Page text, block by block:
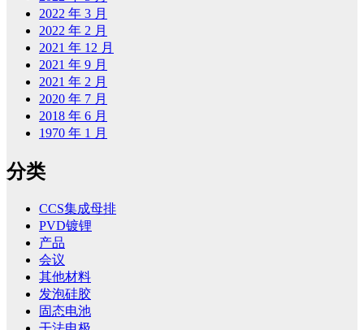
2022 年 3 月
2022 年 2 月
2021 年 12 月
2021 年 9 月
2021 年 2 月
2020 年 7 月
2018 年 6 月
1970 年 1 月
分类
CCS集成母排
PVD镀锂
产品
会议
其他材料
发泡硅胶
固态电池